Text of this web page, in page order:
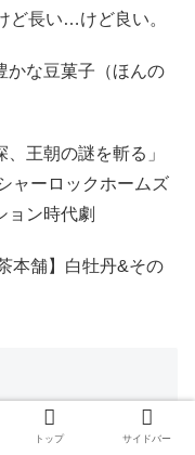
ど長い…けど良い。
な豆菓子（ほんの
王朝の謎を斬る」
ャーロックホームズ
ョン時代劇
本舗】白牡丹&その
トップ サイドバー